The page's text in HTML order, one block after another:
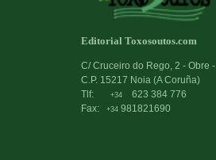
Editorial Toxosoutos.com
C/ Cruceiro do Rego, 2 - Obre -
C.P. 15217 Noia (A Coruña)
Tlf:
+34
623 384 776
Fax:
+34 981821690